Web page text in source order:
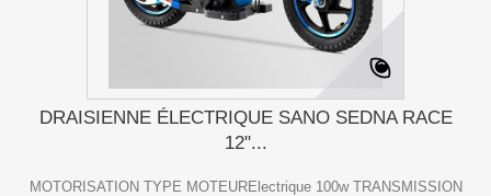
DRAISIENNE ÉLECTRIQUE SANO SEDNA RACE
12"...
MOTORISATION TYPE MOTEURElectrique 100w TRANSMISSION